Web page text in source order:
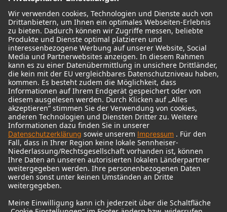
Audio Interface
© 2018 - 2026Georg Neumann GmbH
Impressum
Nutzungsbedingungen
Datenschutz